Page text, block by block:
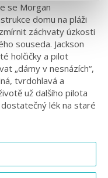
se Morgan
domu na pláži
záchvaty úzkosti
souseda. Jackson
holčičky a pilot
„dámy v nesnázích“,
tvrdohlavá a
už dalšího pilota
lék na staré